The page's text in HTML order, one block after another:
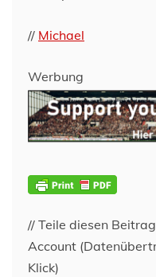
// Michael
Werbung
// Teile diesen
Account
Klick)